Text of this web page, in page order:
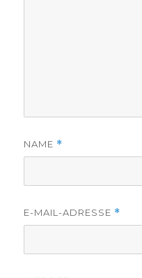
NAME *
E-MAIL-ADRESSE *